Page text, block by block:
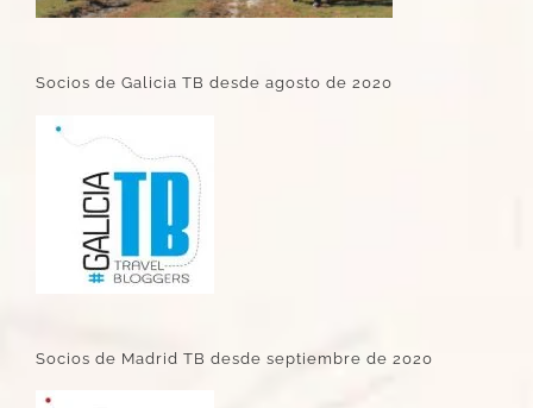
Socios de Galicia TB desde agosto de 2020
Socios de Madrid TB desde septiembre de 2020